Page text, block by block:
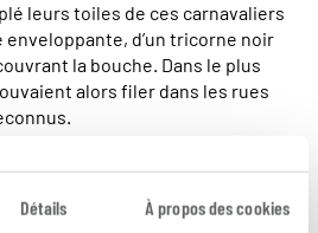
Détails À propos des cookies
leurs toiles de ces carnavaliers
enveloppante, d’un tricorne noir
la bouche. Dans le plus
alors filer dans les rues